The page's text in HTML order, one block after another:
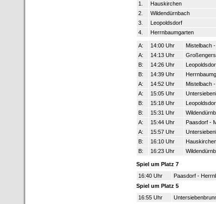
1.
Hauskirchen
2.
Wildendürnbach
3.
Leopoldsdorf
4.
Herrnbaumgarten
A: 14:00 Uhr Mistelbach
A:
14:13 Uhr
B:
14:26 Uhr
B:
14:39 Uhr
A:
14:52 Uhr Mistelbach
A:
15:05 Uhr
B:
15:18 Uhr
B:
15:31 Uhr
A:
15:44 Uhr Paasdorf -
A:
15:57 Uhr
B:
16:10 Uhr
B:
16:23 Uhr
Spiel um Platz 7
16:40 Uhr
Paasdorf -
Spiel um Platz 5
16:55 Uhr